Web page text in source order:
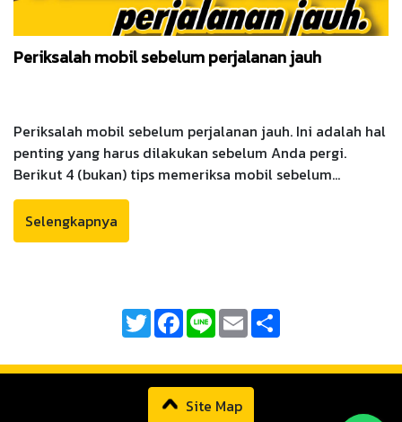
Periksalah mobil sebelum perjalanan jauh
Periksalah mobil sebelum perjalanan jauh. Ini adalah hal
penting yang harus dilakukan sebelum Anda pergi.
Berikut 4 (bukan) tips memeriksa mobil sebelum
perjalanan jauh yang bisa Anda lakukan sendiri.
Selengkapnya
TwitterFacebook
Line Email
Site Map